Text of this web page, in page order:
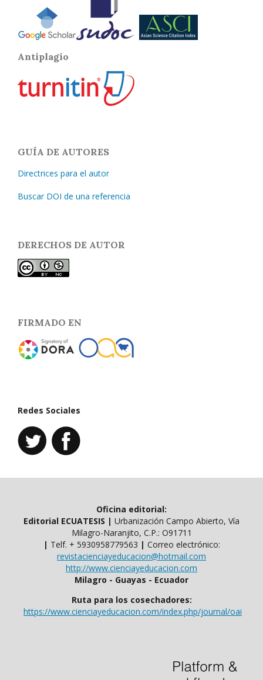
Antiplagio
GUÍA DE AUTORES
Directrices para el autor
Buscar DOI de una referencia
DERECHOS DE AUTOR
FIRMADO EN
Redes Sociales
Oficina editorial:
Editorial ECUATESIS | Urbanización Campo Abierto, Vía
Milagro-Naranjito, C.P.: O91711
| Telf. ​​+ 5930958779563 | Correo electrónico:
revistacienciayeducacion@hotmail.com
http://www.cienciayeducacion.com
Milagro - Guayas - Ecuador
Ruta para los cosechadores:
https://www.cienciayeducacion.com/index.php/journal/oai